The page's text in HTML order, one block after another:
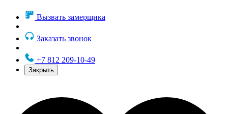
Вызвать замерщика
Заказать звонок
+7 812 209-10-49
Закрыть